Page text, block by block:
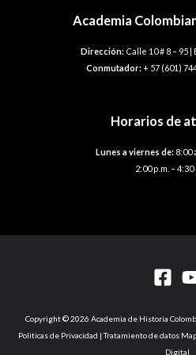
Academia
Dirección:Calle 10 # 8 – 95
Conmutador:+ 57 (601)
Horarios de
Lunes a viernes de: 8:00
2:00 p.m. – 4:30
Copyright © 2026 Academia de Historia
Politicas de Privacidad | Tratamiento de datos
Digital